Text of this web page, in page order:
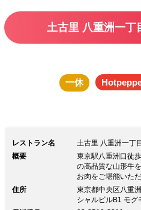
土古里 八重洲一丁
一休
レストラン名
土古里 八重洲一丁
概要
東京駅八重洲口徒
の高品質な山形牛
お肉をご堪能いた
住所
東京都中央区八重
シャルビルB1 モグ